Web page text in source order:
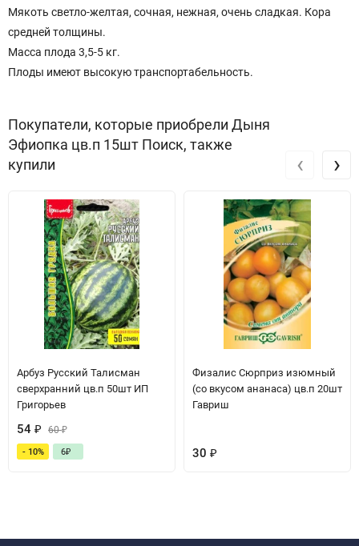
Мякоть светло-желтая, сочная, нежная, очень сладкая. Кора
средней толщины.
Масса плода 3,5-5 кг.
Плоды имеют высокую транспортабельность.
Покупатели, которые приобрели Дыня
Эфиопка цв.п 15шт Поиск, также
купили
Арбуз Русский Талисман
сверхранний цв.п 50шт ИП
Григорьев
54 ₽ 60₽
- 10% 6₽
Физалис Сюрприз изюмный
(со вкусом ананаса) цв.п 20шт
Гавриш
30 ₽
‹ ›